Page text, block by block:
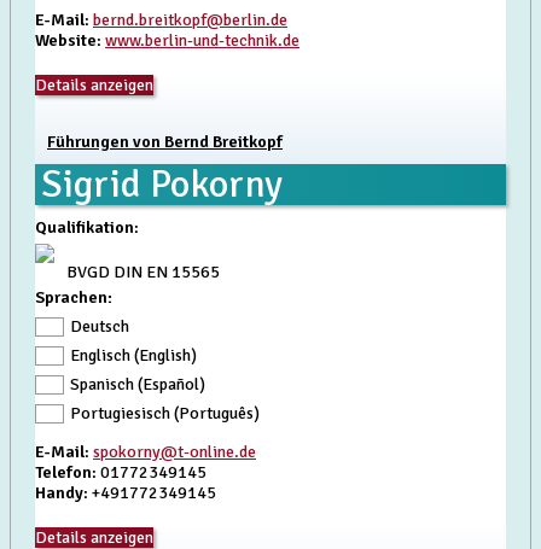
E-Mail: bernd.breitkopf@berlin.de
Website: www.berlin-und-technik.de
Details anzeigen
Führungen von Bernd Breitkopf
Sigrid Pokorny
Qualifikation:
BVGD DIN EN 15565
Sprachen:
Deutsch
Englisch (English)
Spanisch (Español)
Portugiesisch (Português)
E-Mail: spokorny@t-online.de
Telefon: 01772349145
Handy: +491772349145
Details anzeigen